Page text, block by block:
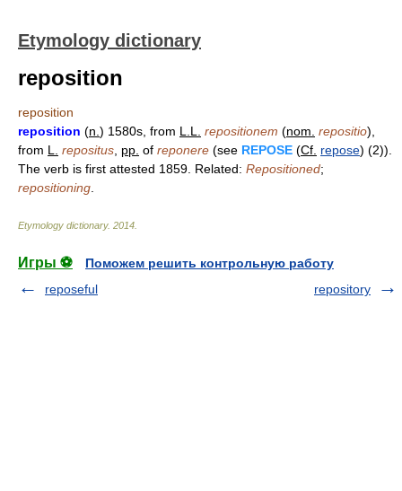
Etymology dictionary
reposition
reposition
reposition (n. ) 1580s, from L.L. repositionem (nom. repositio),
from L. repositus pp. of reponere (see REPOSE (Cf. repose) (2)).
The verb is first attested 1859. Related: Repositioned;
repositioning
Etymology dictionary. 2014
Игры ⚽
Поможем решить контрольную работу
reposeful
repository